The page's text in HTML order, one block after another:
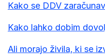
Kako se DDV
Kako lahko dobim
Ali morajo živila, ki se